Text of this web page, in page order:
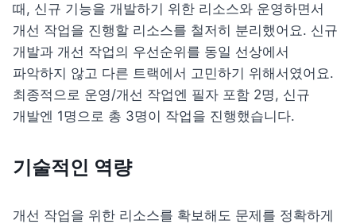
때, 신규 기능을 개발하기 위한 리소스와 운영하면서
개선 작업을 진행할 리소스를 철저히 분리했어요. 신규
개발과 개선 작업의 우선순위를 동일 선상에서
파악하지 않고 다른 트랙에서 고민하기 위해서였어요.
최종적으로 운영/개선 작업엔 필자 포함 2명, 신규
개발엔 1명으로 총 3명이 작업을 진행했습니다.
기술적인 역량
개선 작업을 위한 리소스를 확보해도 문제를 정확하게